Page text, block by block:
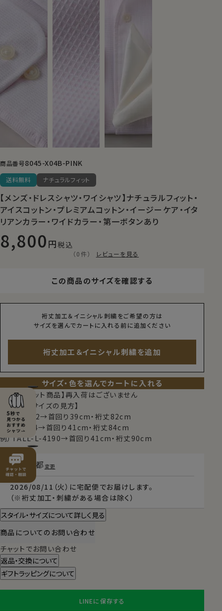
商品番号8045-X04B-PINK
送料無料 ナチュラルフィット
【メンズ・ドレスシャツ・ワイシャツ】ナチュラルフィット・
アイスコットン・プレミアムコットン・イージーケア・イタ
リアンカラー・ワイドカラー・第一ボタンあり
8,800 税込
（0件） レビューを見る
この商品のサイズを確認する
裄丈加工＆イニシャル刺繍をご希望の方は
サイズを選んでカートに入れる前に追加ください
裄丈加工＆イニシャル刺繍を追加
サイズ・色を選んでカートに入れる
【限定スポット商品】再入荷はございません
【シャツのサイズの見方】
例）M-3982→首回り39cm・裄丈82cm
例）L-4184→首回り41cm・裄丈84cm
例）TALL-L-4190→首回り41cm・裄丈90cm
2026/08/11（火） に宅配便 でお届けします。
（※裄丈加工・刺繍がある場合は除く）
東京都 変更
スタイル・サイズについて詳しく見る
商品についてのお問い合わせ
チャットでお問い合わせ
返品・交換について
ギフトラッピングについて
LINEに保存する